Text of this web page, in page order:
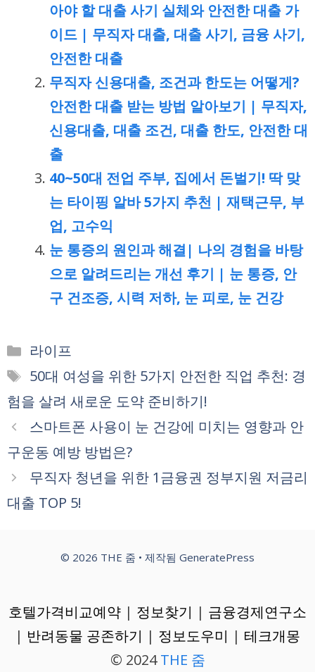
아야 할 대출 사기 실체와 안전한 대출 가
이드 | 무직자 대출, 대출 사기, 금융 사기,
안전한 대출
무직자 신용대출, 조건과 한도는 어떻게?
안전한 대출 받는 방법 알아보기 | 무직자,
신용대출, 대출 조건, 대출 한도, 안전한 대
출
40~50대 전업 주부, 집에서 돈벌기! 딱 맞
는 타이핑 알바 5가지 추천 | 재택근무, 부
업, 고수익
눈 통증의 원인과 해결| 나의 경험을 바탕
으로 알려드리는 개선 후기 | 눈 통증, 안
구 건조증, 시력 저하, 눈 피로, 눈 건강
카
테
리
라이프
태
그
50대 여성을 위한 5가지 안전한 직업 추천: 경
험을 살려 새로운 도약 준비하기!
스마트폰 사용이 눈 건강에 미치는 영향과 안
구운동 예방 방법은?
무직자 청년을 위한 1금융권 정부지원 저금리
대출 TOP 5!
© 2026 THE 줌 • 제작됨 GeneratePress
호텔가격비교예약 | 정보찾기 | 금융경제연구소
| 반려동물 공존하기 | 정보도우미 | 테크개몽
© 2024THE 줌